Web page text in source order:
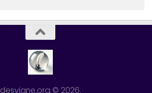
desvigne.org © 2026.